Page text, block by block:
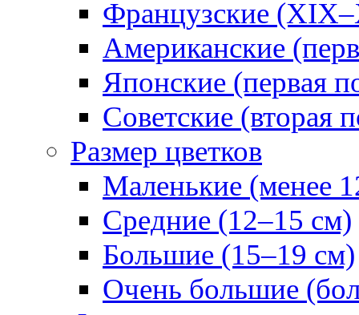
Французские
Американские
Японские (первая
Советские (вторая
Размер цветков
Маленькие (менее
Средние (12–15 см)
Большие (15–19 см)
Очень большие